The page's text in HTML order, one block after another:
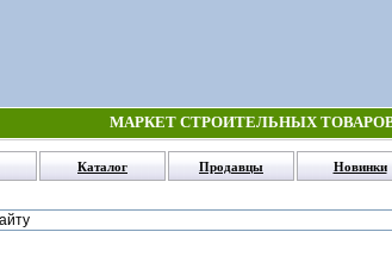
МАРКЕТ СТРОИТЕЛЬНЫХ
Каталог Продавцы Новинки